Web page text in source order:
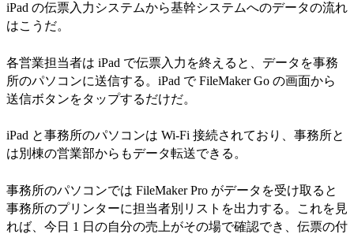
iPad の伝票入力システムから基幹システムへのデータの流れ
はこうだ。
各営業担当者は iPad で伝票入力を終えると、データを事務
所のパソコンに送信する。iPad で FileMaker Go の画面から
送信ボタンをタップするだけだ。
iPad と事務所のパソコンは Wi-Fi 接続されており、事務所と
は別棟の営業部からもデータ転送できる。
事務所のパソコンでは FileMaker Pro がデータを受け取ると
事務所のプリンターに担当者別リストを出力する。これを見
れば、今日 1 日の自分の売上がその場で確認でき、伝票の付